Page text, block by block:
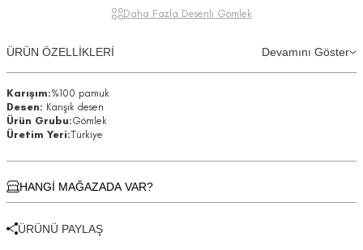
Daha Fazla Desenli Gömlek
ÜRÜN ÖZELLİKLERİ Devamını Göster
Karışım:%100 pamuk
Desen: Karışık desen
Ürün Grubu:Gömlek
Üretim Yeri:Türkiye
HANGİ MAĞAZADA VAR?
ÜRÜNÜ PAYLAŞ